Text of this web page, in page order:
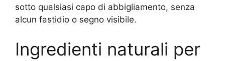
sotto qualsiasi capo di abbigliamento, senza
alcun fastidio o segno visibile.
Ingredienti naturali per